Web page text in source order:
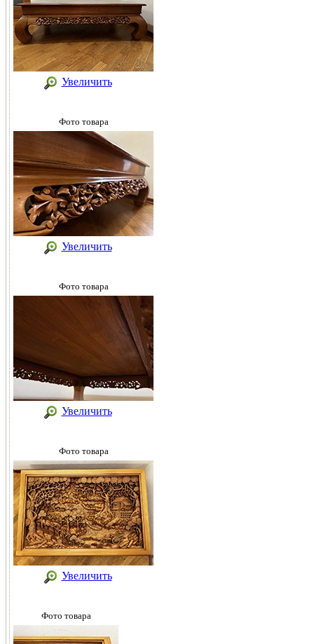
Увеличить
Фото товара
Увеличить
Фото товара
Увеличить
Фото товара
Увеличить
Фото товара